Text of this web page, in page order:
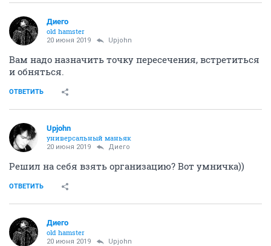
Диего
old hamster
20 июня 2019 Upjohn
Вам надо назначить точку пересечения, встретиться
и обняться.
ОТВЕТИТЬ
Upjohn
универсальный маньяк
20 июня 2019 Диего
Решил на себя взять организацию? Вот умничка))
ОТВЕТИТЬ
Диего
old hamster
20 июня 2019 Upjohn